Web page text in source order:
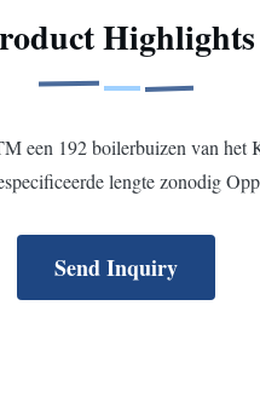
Highlights
een 192 boilerbuizen van
lengte zonodig
Send Inquiry